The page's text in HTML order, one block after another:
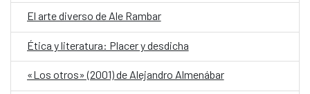
El arte diverso de Ale Rambar
Ética y literatura: Placer y desdicha
«Los otros» (2001) de Alejandro Almenábar